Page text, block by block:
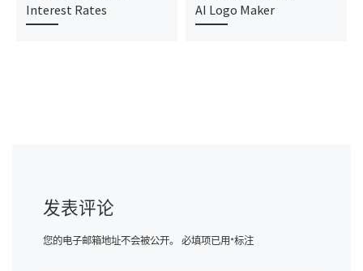
Interest Rates AI Logo Maker
发表评论
您的电子邮箱地址不会被公开。 必填项已用*标注